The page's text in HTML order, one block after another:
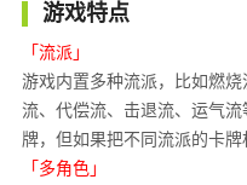
游戏特点
「流派」
游戏内置多种流派，比如燃
流、代偿流、击退流、运气
牌，但如果把不同流派的卡牌
「多角色」